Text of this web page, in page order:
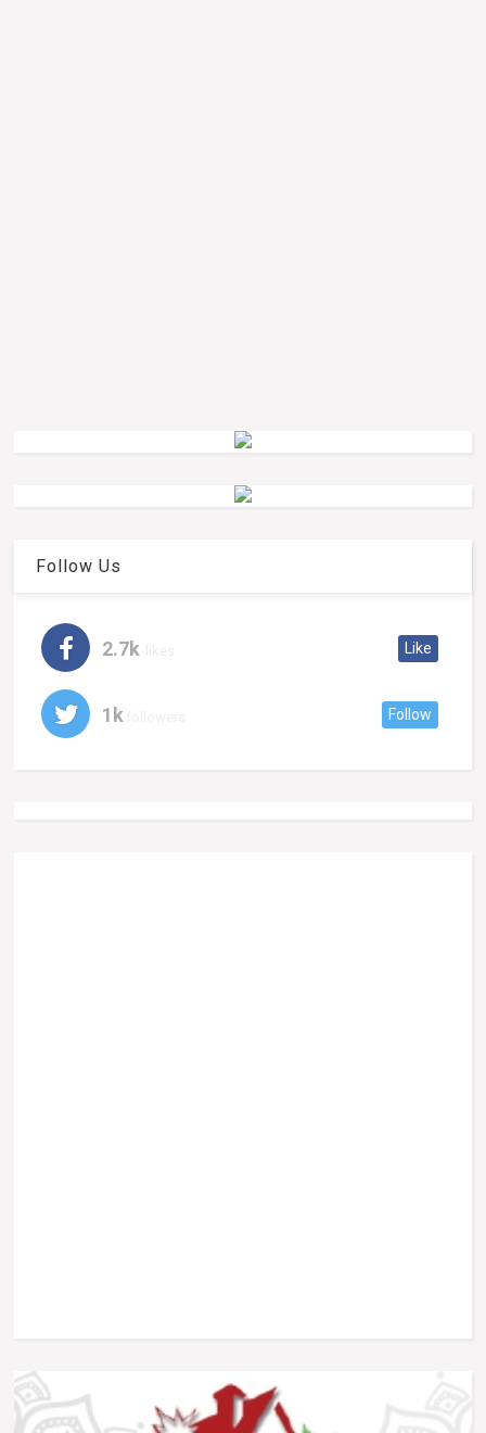
Follow Us
2.7k Like
1k Follow